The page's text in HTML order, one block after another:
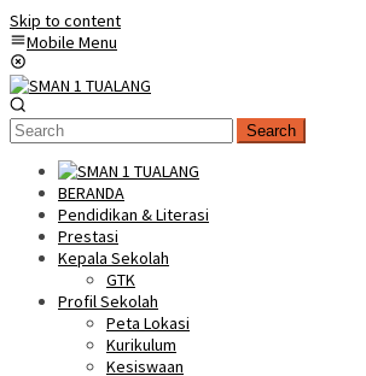
Skip to content
Mobile Menu
Search
BERANDA
Pendidikan & Literasi
Prestasi
Kepala Sekolah
GTK
Profil Sekolah
Peta Lokasi
Kurikulum
Kesiswaan